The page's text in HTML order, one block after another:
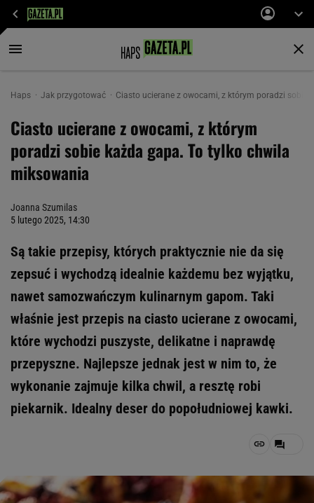
Haps Jak przygotować Ciasto ucierane z owocami, z którym poradzi sobie
Ciasto ucierane z owocami, z którym
poradzi sobie każda gapa. To tylko chwila
miksowania
Joanna Szumilas
5 lutego 2025, 14:30
Są takie przepisy, których praktycznie nie da się
zepsuć i wychodzą idealnie każdemu bez wyjątku,
nawet samozwańczym kulinarnym gapom. Taki
właśnie jest przepis na ciasto ucierane z owocami,
które wychodzi puszyste, delikatne i naprawdę
przepyszne. Najlepsze jednak jest w nim to, że
wykonanie zajmuje kilka chwil, a resztę robi
piekarnik. Idealny deser do popołudniowej kawki.